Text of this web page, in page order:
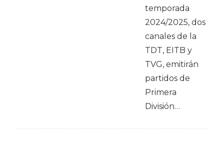
temporada
2024/2025, dos
canales de la
TDT, EITB y
TVG, emitirán
partidos de
Primera
División…